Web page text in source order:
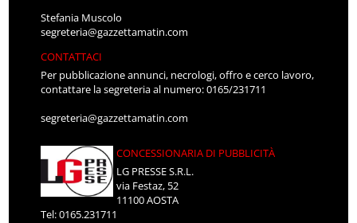
Stefania Muscolo
segreteria@gazzettamatin.com
CONTATTACI
Per pubblicazione annunci, necrologi, offro e cerco lavoro,
contattare la segreteria al numero: 0165/231711
segreteria@gazzettamatin.com
CONCESSIONARIA DI PUBBLICITÀ
LG PRESSE S.R.L.
via Festaz, 52
11100 AOSTA
Tel: 0165.231711